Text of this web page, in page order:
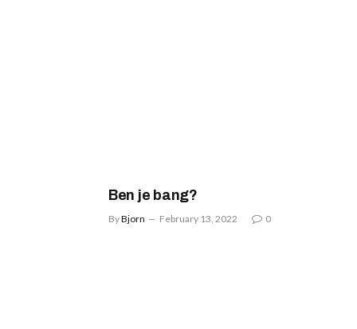
Ben je bang?
ByBjorn February 13, 2022 0